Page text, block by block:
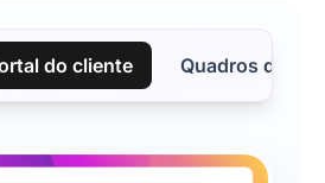
do cliente Quadros de